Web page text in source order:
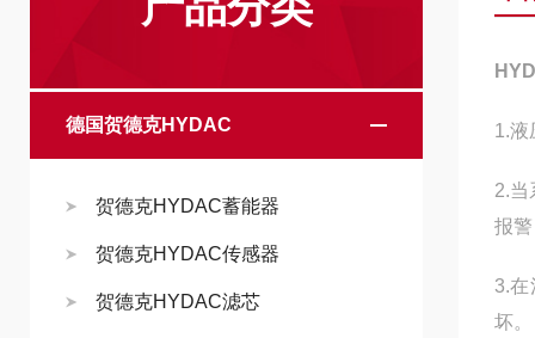
德国贺德克HYDAC
贺德克HYDAC蓄能器
贺德克HYDAC传感器
贺德克HYDAC滤芯
1.液
2.当
报
3.在
坏。